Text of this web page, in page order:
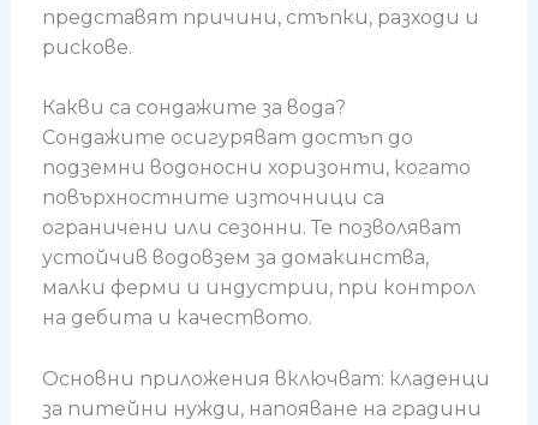
представят причини, стъпки, разходи и
рискове.
Какви са сондажите за вода?
Сондажите осигуряват достъп до
подземни водоносни хоризонти, когато
повърхностните източници са
ограничени или сезонни. Те позволяват
устойчив водовзем за домакинства,
малки ферми и индустрии, при контрол
на дебита и качеството.
Основни приложения включват: кладенци
за питейни нужди, напояване на градини